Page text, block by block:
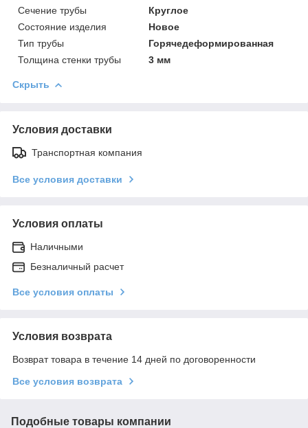
Сечение трубы
Круглое
Состояние изделия
Новое
Тип трубы
Горячедеформированная
Толщина стенки трубы
3 мм
Скрыть
Условия доставки
Транспортная компания
Все условия доставки
Условия оплаты
Наличными
Безналичный расчет
Все условия оплаты
Условия возврата
Возврат товара в течение 14 дней по договоренности
Все условия возврата
Подобные товары компании